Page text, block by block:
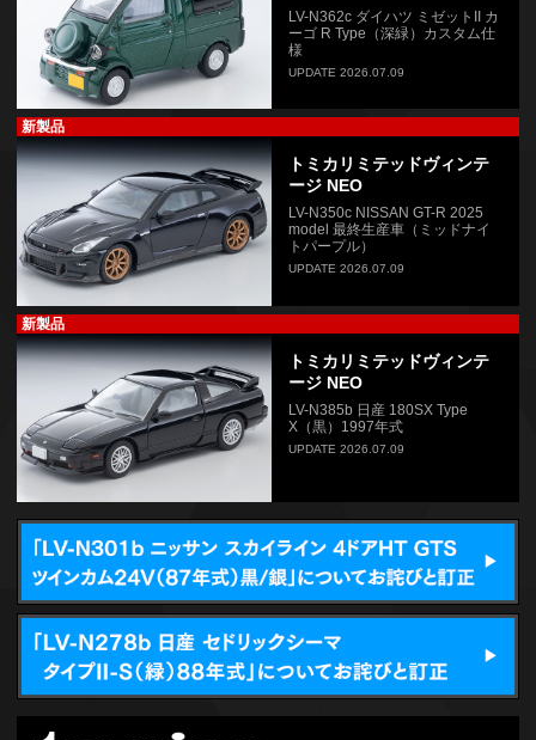
LV-N362c ダイハツ ミゼットII カ
ーゴ R Type（深緑）カスタム仕
様
UPDATE 2026.07.09
新製品
トミカリミテッドヴィンテ
ージ NEO
LV-N350c NISSAN GT-R 2025
model 最終生産車（ミッドナイ
トパープル）
UPDATE 2026.07.09
新製品
トミカリミテッドヴィンテ
ージ NEO
LV-N385b 日産 180SX Type
X（黒）1997年式
UPDATE 2026.07.09